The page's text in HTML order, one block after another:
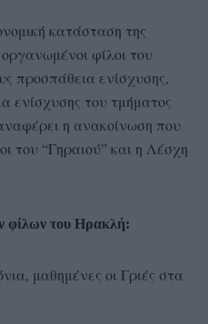
κατάσταση της
φίλοι του
προσπάθεια ενίσχυσης,
ενίσχυσης του τμήματος
η ανακοίνωση που
του “Γηραιού” και η Λέσχη
φίλων του Ηρακλή:
μαθημένες οι Γριές στα